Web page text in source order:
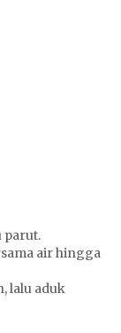
parut.
air hingga
lalu aduk